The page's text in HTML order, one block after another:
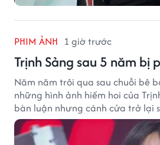
PHIM ẢNH 1 giờ trước
Trịnh Sảng sau 5 năm bị
Năm năm trôi qua sau chuỗi bê
những hình ảnh hiếm hoi của
bàn luận nhưng cánh cửa trở lại
vời.